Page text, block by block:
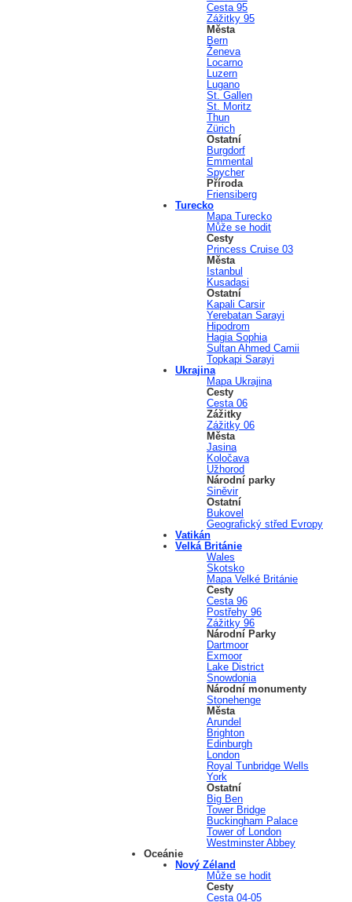
Cesta 95
Zážitky 95
Města
Bern
Ženeva
Locarno
Luzern
Lugano
St. Gallen
St. Moritz
Thun
Zürich
Ostatní
Burgdorf
Emmental
Spycher
Příroda
Friensiberg
Turecko
Mapa Turecko
Může se hodit
Cesty
Princess Cruise 03
Města
Istanbul
Kusadasi
Ostatní
Kapali Carsir
Yerebatan Sarayi
Hipodrom
Hagia Sophia
Sultan Ahmed Camii
Topkapi Sarayi
Ukrajina
Mapa Ukrajina
Cesty
Cesta 06
Zážitky
Zážitky 06
Města
Jasina
Koločava
Užhorod
Národní parky
Siněvir
Ostatní
Bukovel
Geografický střed Evropy
Vatikán
Velká Británie
Wales
Skotsko
Mapa Velké Británie
Cesty
Cesta 96
Postřehy 96
Zážitky 96
Národní Parky
Dartmoor
Exmoor
Lake District
Snowdonia
Národní monumenty
Stonehenge
Města
Arundel
Brighton
Edinburgh
London
Royal Tunbridge Wells
York
Ostatní
Big Ben
Tower Bridge
Buckingham Palace
Tower of London
Westminster Abbey
Oceánie
Nový Zéland
Může se hodit
Cesty
Cesta 04-05